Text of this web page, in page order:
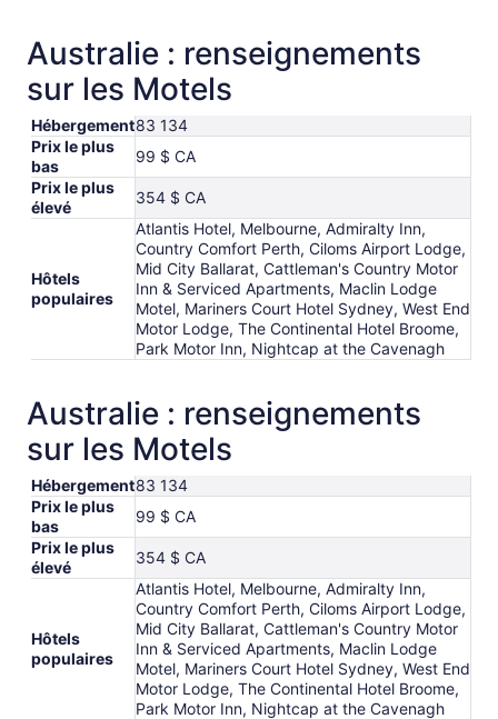
Australie : renseignements
sur les Motels
Hébergement83 134
Prix le plus
bas
99 $ CA
Prix le plus
élevé
354 $ CA
Hôtels
populaires
Atlantis Hotel, Melbourne, Admiralty Inn,
Country Comfort Perth, Ciloms Airport Lodge,
Mid City Ballarat, Cattleman's Country Motor
Inn & Serviced Apartments, Maclin Lodge
Motel, Mariners Court Hotel Sydney, West End
Motor Lodge, The Continental Hotel Broome,
Park Motor Inn, Nightcap at the Cavenagh
Australie : renseignements
sur les Motels
Hébergement83 134
Prix le plus
bas
99 $ CA
Prix le plus
élevé
354 $ CA
Hôtels
populaires
Atlantis Hotel, Melbourne, Admiralty Inn,
Country Comfort Perth, Ciloms Airport Lodge,
Mid City Ballarat, Cattleman's Country Motor
Inn & Serviced Apartments, Maclin Lodge
Motel, Mariners Court Hotel Sydney, West End
Motor Lodge, The Continental Hotel Broome,
Park Motor Inn, Nightcap at the Cavenagh